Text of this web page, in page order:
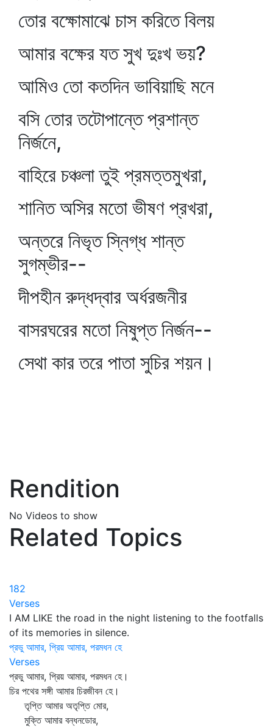
তোর বক্ষোমাঝে চাস করিতে বিলয়
আমার বক্ষের যত সুখ দুঃখ ভয়?
আমিও তো কতদিন ভাবিয়াছি মনে
বসি তোর তটোপান্তে প্রশান্ত
নির্জনে,
বাহিরে চঞ্চলা তুই প্রমত্তমুখরা,
শানিত অসির মতো ভীষণ প্রখরা,
অন্তরে নিভৃত স্নিগ্ধ শান্ত
সুগম্ভীর--
দীপহীন রুদ্ধদ্বার অর্ধরজনীর
বাসরঘরের মতো নিষুপ্ত নির্জন--
সেথা কার তরে পাতা সুচির শয়ন।
Rendition
No Videos to show
Related Topics
182
Verses
I AM LIKE the road in the night listening to the footfalls
of its memories in silence.
প্রভু আমার, প্রিয় আমার, পরমধন হে
Verses
প্রভু আমার, প্রিয় আমার, পরমধন হে।
চির পথের সঙ্গী আমার চিরজীবন হে।
তৃপ্তি আমার অতৃপ্তি মোর,
মুক্তি আমার বন্ধনডোর,